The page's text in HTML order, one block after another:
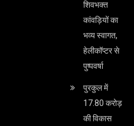
शिवभक्त
कांवड़ियों का
भव्य स्वागत,
हेलीकॉप्टर से
पुष्पवर्षा
पुरकुल में
17.80 करोड़
की विकास